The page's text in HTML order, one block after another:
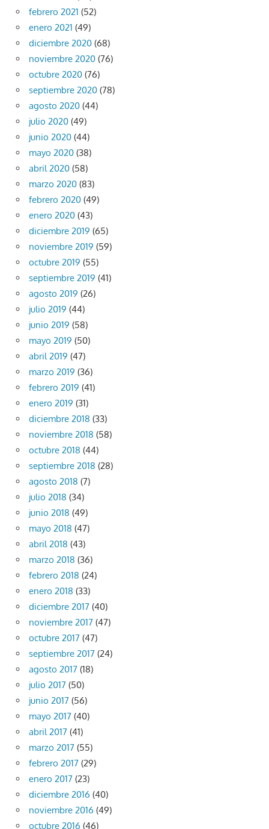
febrero 2021 (52)
enero 2021 (49)
diciembre 2020 (68)
noviembre 2020 (76)
octubre 2020 (76)
septiembre 2020 (78)
agosto 2020 (44)
julio 2020 (49)
junio 2020 (44)
mayo 2020 (38)
abril 2020 (58)
marzo 2020 (83)
febrero 2020 (49)
enero 2020 (43)
diciembre 2019 (65)
noviembre 2019 (59)
octubre 2019 (55)
septiembre 2019 (41)
agosto 2019 (26)
julio 2019 (44)
junio 2019 (58)
mayo 2019 (50)
abril 2019 (47)
marzo 2019 (36)
febrero 2019 (41)
enero 2019 (31)
diciembre 2018 (33)
noviembre 2018 (58)
octubre 2018 (44)
septiembre 2018 (28)
agosto 2018 (7)
julio 2018 (34)
junio 2018 (49)
mayo 2018 (47)
abril 2018 (43)
marzo 2018 (36)
febrero 2018 (24)
enero 2018 (33)
diciembre 2017 (40)
noviembre 2017 (47)
octubre 2017 (47)
septiembre 2017 (24)
agosto 2017 (18)
julio 2017 (50)
junio 2017 (56)
mayo 2017 (40)
abril 2017 (41)
marzo 2017 (55)
febrero 2017 (29)
enero 2017 (23)
diciembre 2016 (40)
noviembre 2016 (49)
octubre 2016 (46)